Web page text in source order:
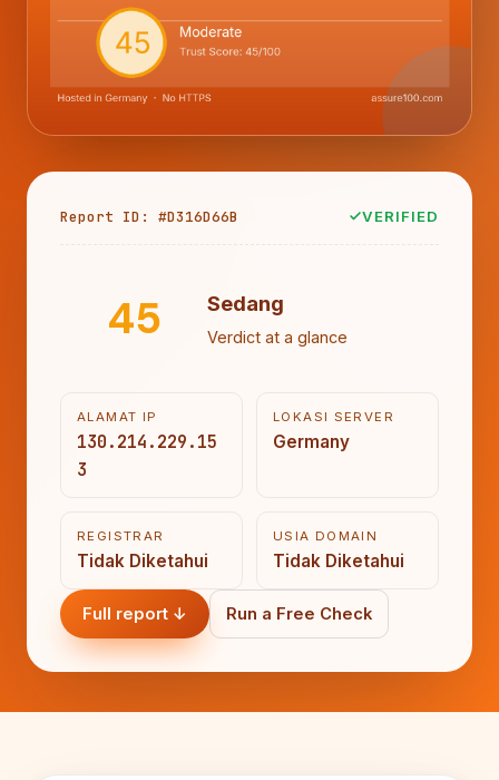
Report ID: #D316D66B VERIFIED
45 Sedang
Verdict at a glance
ALAMAT IP
130.214.229.15
3
LOKASI SERVER
Germany
REGISTRAR
Tidak Diketahui
USIA DOMAIN
Tidak Diketahui
Full report ↓ Run a Free Check